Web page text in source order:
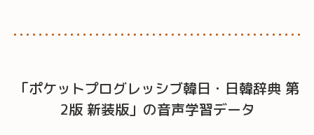
「ポケットプログレッシブ韓日・日韓辞典 第
2版 新装版」の音声学習データ